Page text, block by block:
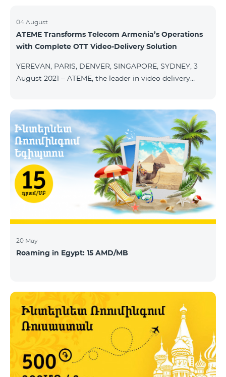
offices: Amiryan 3 (Mon-Sun 09:00-24:00) 900 m., 12
minutes walk Abovyan 21 Mon-Sun. 09:00-24:00) 700
m. 10 minutes walk You can find all of the sales and
04 August
ATEME Transforms Telecom Armenia’s Operations
with Complete OTT Video-Delivery Solution
YEREVAN, PARIS, DENVER, SINGAPORE, SYDNEY, 3
August 2021 – ATEME, the leader in video delivery
operator running under the Beeline brand, has
selected its integrated OTT video-delivery solution to
enable a re-launch of its TV offering to the Armenian
market. With a legacy system in place, Telecom
Armenia identified a need for a scalable and effective
video-delivery solution as part of a p
20 May
Roaming in Egypt: 15 AMD/MB